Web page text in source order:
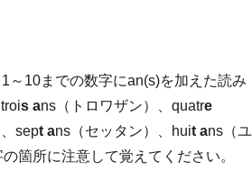
～10までの数字にan(s)を加えた読み
s ans（トロワザン）、quatre
sept ans（セッタン）、huit ans（ユ
箇所に注意して覚えてください。